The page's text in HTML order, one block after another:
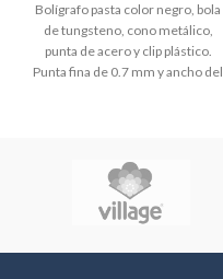
Bolígrafo pasta color negro, bola
de tungsteno, cono metálico,
punta de acero y clip plástico.
Punta fina de 0.7 mm y ancho del